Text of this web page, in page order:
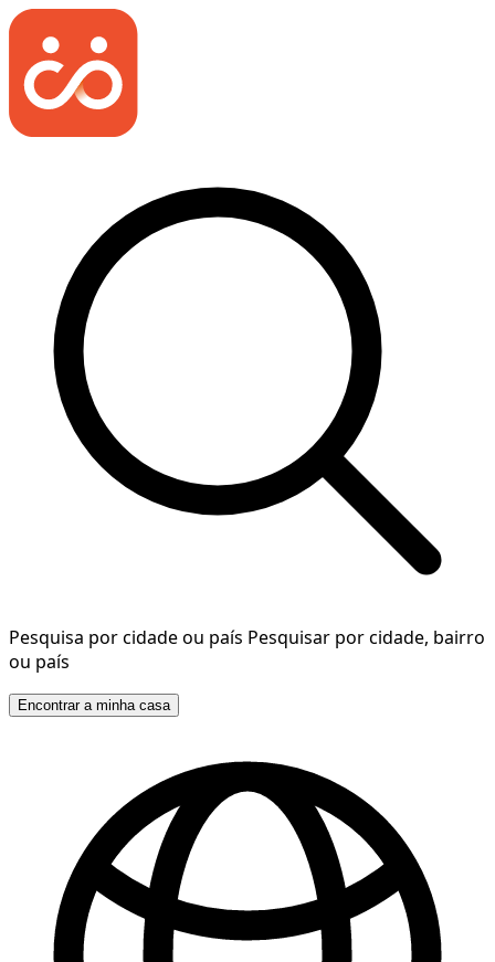
Pesquisa por cidade ou país Pesquisar por cidade, bairro
ou país
Encontrar a minha casa